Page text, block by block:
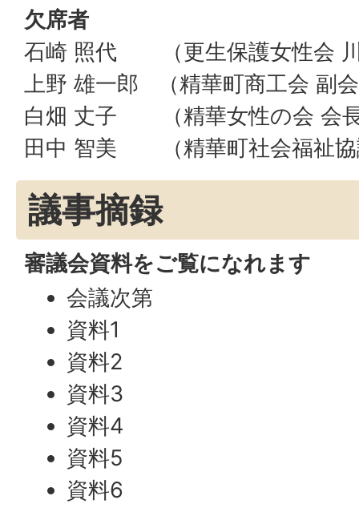
欠席者
石崎 照代 （更生保護女性会
上野 雄一郎 （精華町商工会 副
白畑 丈子 （精華女性の会 会
田中 智美 （精華町社会福祉協
議事摘録
審議会資料をご覧になれます
会議次第
資料1
資料2
資料3
資料4
資料5
資料6